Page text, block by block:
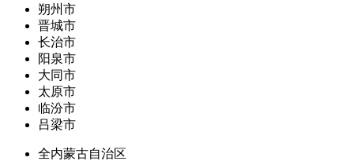
朔州市
晋城市
长治市
阳泉市
大同市
太原市
临汾市
吕梁市
全内蒙古自治区